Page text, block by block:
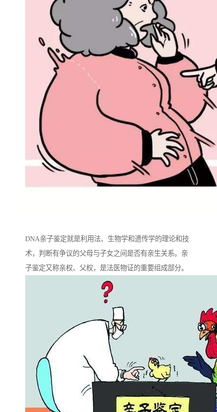
DNA亲子鉴定就是利用法、生物学和遗传学的理论和技
术，判断有争议的父母与子女之间是否有亲生关系。亲
子鉴定又称亲权、父权，是法医物证的重要组成部分。